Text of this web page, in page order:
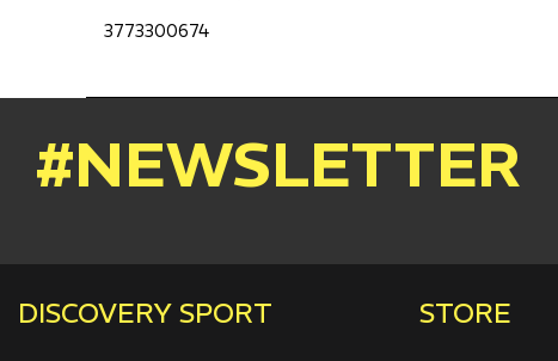
3773300674
#NEWSLETTER
DISCOVERY SPORT STORE